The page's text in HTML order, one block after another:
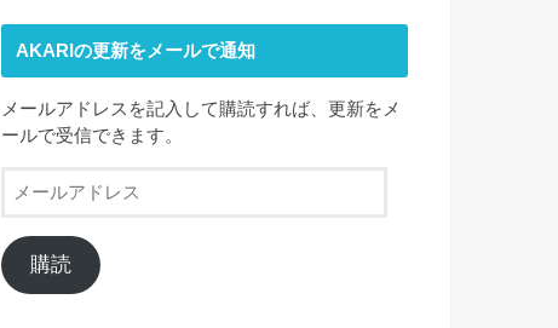
AKARIの更新をメールで通知
メールアドレスを記入して購読すれば、更新をメ
ールで受信できます。
ー
ア
ド
購読